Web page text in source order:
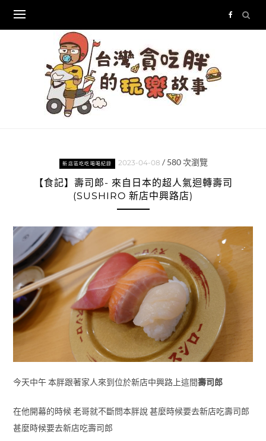
content
新店區吃吃喝喝紀錄 2023-04-08 / 580次瀏覽
【食記】壽司郎- 來自日本的超人氣迴轉壽司
(SUSHIRO 新店中興路店)
今天中午 本胖跟著家人來到位於新店中興路上這間壽司郎
在他開幕的時候 老哥就不斷問本胖說 甚麼時候要去新店吃壽司郎
甚麼時候要去新店吃壽司郎